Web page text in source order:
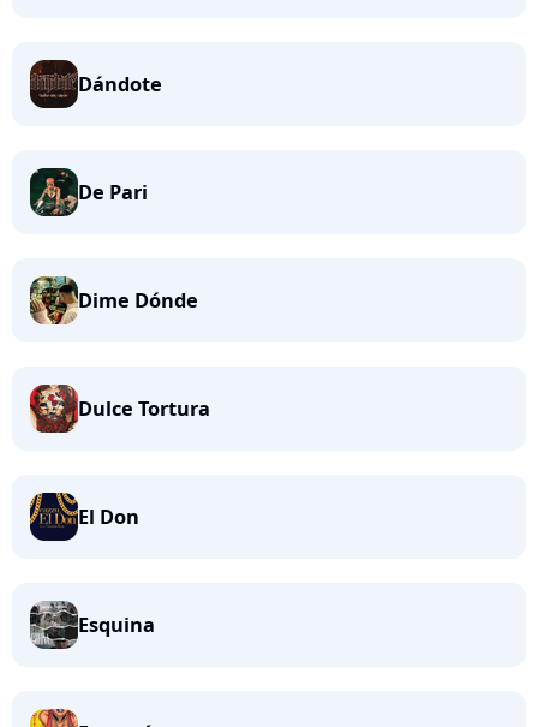
Dándote
De Pari
Dime Dónde
Dulce Tortura
El Don
Esquina